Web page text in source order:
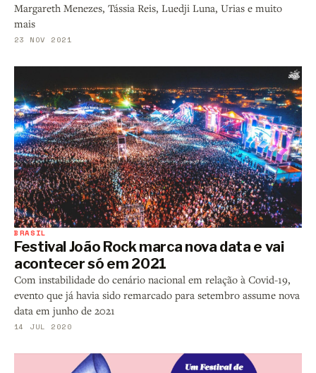
Margareth Menezes, Tássia Reis, Luedji Luna, Urias e muito
mais
23 NOV 2021
BRASIL
Festival João Rock marca nova data e vai
acontecer só em 2021
Com instabilidade do cenário nacional em relação à Covid-19,
evento que já havia sido remarcado para setembro assume nova
data em junho de 2021
14 JUL 2020